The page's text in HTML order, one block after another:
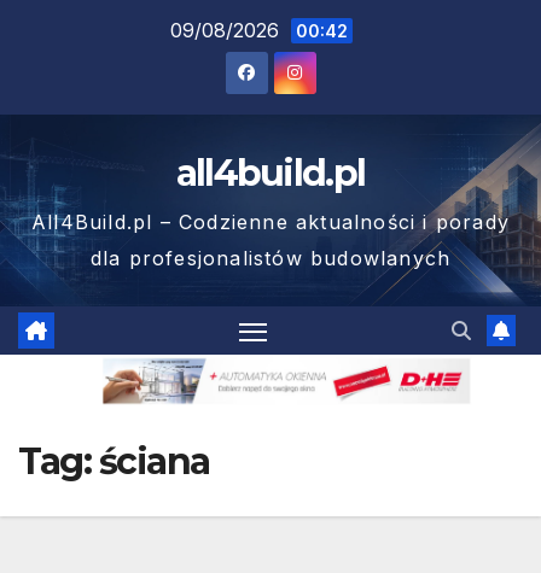
09/08/2026 00:42
all4build.pl
All4Build.pl – Codzienne aktualności i porady
dla profesjonalistów budowlanych
Tag:ściana